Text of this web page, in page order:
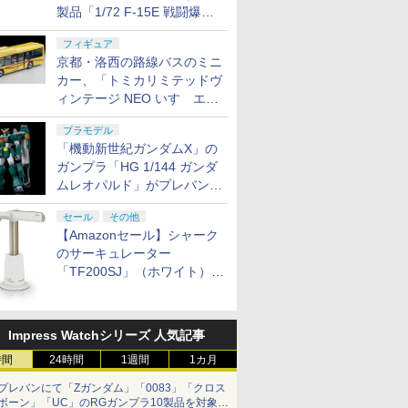
製品「1/72 F-15E 戦闘爆撃
機」、「1/72 F-15I 戦闘爆撃
機 "ラーム"」を発表
フィギュア
京都・洛西の路線バスのミニ
カー、「トミカリミテッドヴ
ィンテージ NEO いすゞエル
ガ（ヤサカバス）」8月下旬
発売
プラモデル
「機動新世紀ガンダムX」の
ガンプラ「HG 1/144 ガンダ
ムレオパルド」がプレバンに
て8月10日12時より抽選販売
実施！
セール その他
【Amazonセール】シャーク
のサーキュレーター
「TF200SJ」（ホワイト）
Impress Watchシリーズ 人気記事
24時間 1週間 1カ月
レバンにて「Zガンダム」「0083」「クロス
ーン」「UC」のRGガンプラ10製品を対象に